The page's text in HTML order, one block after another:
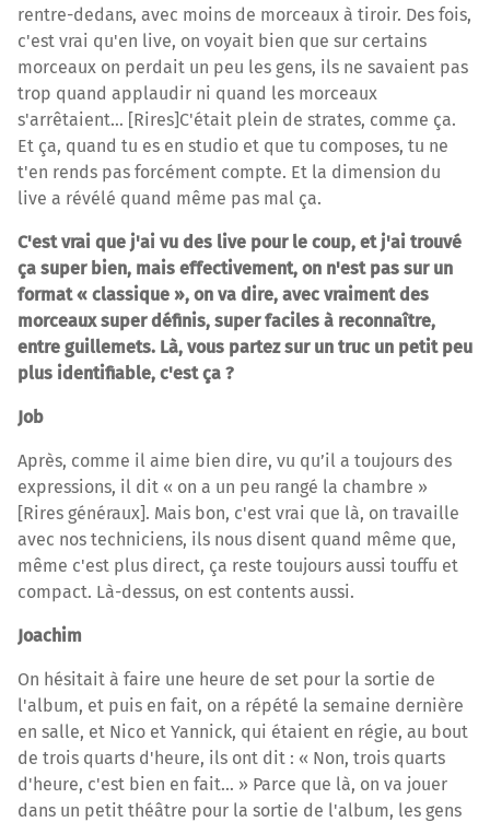
rentre-dedans, avec moins de morceaux à tiroir. Des fois,
c'est vrai qu'en live, on voyait bien que sur certains
morceaux on perdait un peu les gens, ils ne savaient pas
trop quand applaudir ni quand les morceaux
s'arrêtaient… [Rires]C'était plein de strates, comme ça.
Et ça, quand tu es en studio et que tu composes, tu ne
t'en rends pas forcément compte. Et la dimension du
live a révélé quand même pas mal ça.
C'est vrai que j'ai vu des live pour le coup, et j'ai trouvé
ça super bien, mais effectivement, on n'est pas sur un
format « classique », on va dire, avec vraiment des
morceaux super définis, super faciles à reconnaître,
entre guillemets. Là, vous partez sur un truc un petit peu
plus identifiable, c'est ça ?
Job
Après, comme il aime bien dire, vu qu’il a toujours des
expressions, il dit « on a un peu rangé la chambre »
[Rires généraux]. Mais bon, c'est vrai que là, on travaille
avec nos techniciens, ils nous disent quand même que,
même c'est plus direct, ça reste toujours aussi touffu et
compact. Là-dessus, on est contents aussi.
Joachim
On hésitait à faire une heure de set pour la sortie de
l'album, et puis en fait, on a répété la semaine dernière
en salle, et Nico et Yannick, qui étaient en régie, au bout
de trois quarts d'heure, ils ont dit : « Non, trois quarts
d'heure, c'est bien en fait… » Parce que là, on va jouer
dans un petit théâtre pour la sortie de l'album, les gens